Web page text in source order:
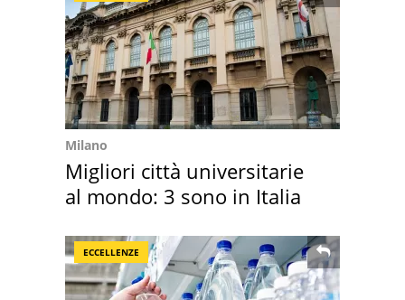
Milano
Migliori città universitarie
al mondo: 3 sono in Italia
ECCELLENZE